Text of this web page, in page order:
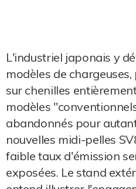
L'industriel japonais y
modèles de
sur chenilles
modèles
abandonnés pour
nouvelles midi-pelles
faible taux d'émission
exposées. Le stand